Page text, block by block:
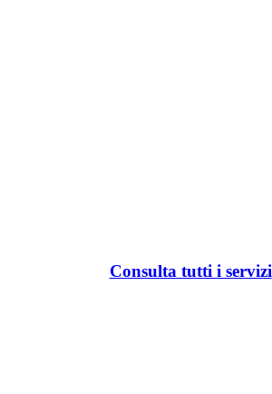
Consulta tutti i servizi